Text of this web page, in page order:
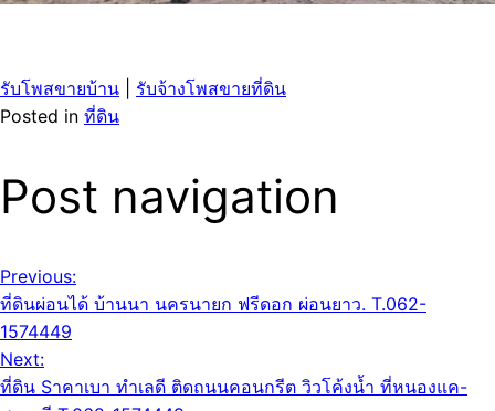
รับโพสขายบ้าน
รับจ้างโพสขายที่ดิน
Posted in ที่ดิน
Post navigation
Previous:
ที่ดินผ่อนได้ บ้านนา นครนายก ฟรีดอก ผ่อนยาว. T.062-
1574449
Next:
ที่ดิน Sาคาเบา ทำเลดี ติดถนนคอนกรีต วิวโค้งน้ำ ที่หนองแค-